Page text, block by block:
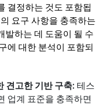
결정하는 것도 포함됩
요구 사항을 충족하는
발하는 데 도움이 될 수
에 대한 분석이 포함되
견고한 기반 구축: 테스
업계 표준을 충족하면